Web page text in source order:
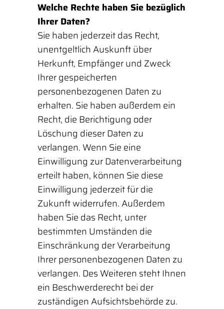
Welche Rechte haben Sie bezüglich
Ihrer Daten?
Sie haben jederzeit das Recht,
unentgeltlich Auskunft über
Herkunft, Empfänger und Zweck
Ihrer gespeicherten
personenbezogenen Daten zu
erhalten. Sie haben außerdem ein
Recht, die Berichtigung oder
Löschung dieser Daten zu
verlangen. Wenn Sie eine
Einwilligung zur Datenverarbeitung
erteilt haben, können Sie diese
Einwilligung jederzeit für die
Zukunft widerrufen. Außerdem
haben Sie das Recht, unter
bestimmten Umständen die
Einschränkung der Verarbeitung
Ihrer personenbezogenen Daten zu
verlangen. Des Weiteren steht Ihnen
ein Beschwerderecht bei der
zuständigen Aufsichtsbehörde zu.